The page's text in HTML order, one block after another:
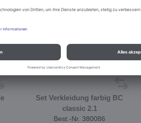
Set Verkleidung farbig BC
classic 2.1
Best.-Nr. 380086